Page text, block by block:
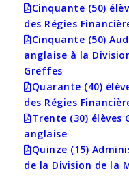
Cinquante (50)
des Régies
Cinquante (50)
anglaise à la
Greffes
Quarante (40)
des Régies
Trente (30) élèves
anglaise
Quinze (15)
de la Division de la